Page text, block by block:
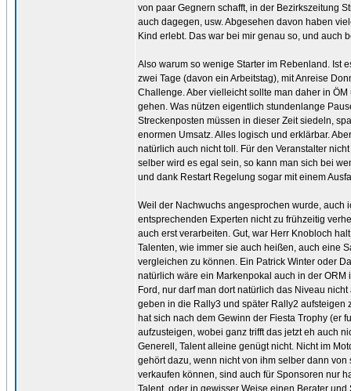
von paar Gegnern schafft, in der Bezirkszeitung
auch dagegen, usw. Abgesehen davon haben
Kind erlebt. Das war bei mir genau so, und auch
Also warum so wenige Starter im Rebenland. Ist
zwei Tage (davon ein Arbeitstag), mit Anreise
Challenge. Aber vielleicht sollte man daher in
gehen. Was nützen eigentlich stundenlange
Streckenposten müssen in dieser Zeit siedeln,
enormen Umsatz. Alles logisch und erklärbar.
natürlich auch nicht toll. Für den Veranstalter
selber wird es egal sein, so kann man sich bei
und dank Restart Regelung sogar mit einem
Weil der Nachwuchs angesprochen wurde, auch
entsprechenden Experten nicht zu frühzeitig
auch erst verarbeiten. Gut, war Herr Knobloch
Talenten, wie immer sie auch heißen, auch eine
vergleichen zu können. Ein Patrick Winter oder
natürlich wäre ein Markenpokal auch in der
Ford, nur darf man dort natürlich das Niveau
geben in die Rally3 und später Rally2 aufsteigen
hat sich nach dem Gewinn der Fiesta Trophy (er
aufzusteigen, wobei ganz trifft das jetzt eh auch
Generell, Talent alleine genügt nicht. Nicht im
gehört dazu, wenn nicht von ihm selber dann
verkaufen können, sind auch für Sponsoren nur
Talent, oder in gewisser Weise einen Berater und